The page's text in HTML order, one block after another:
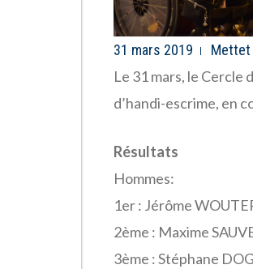
31 mars 2019 Mettet
Le 31 mars, le Cercle
d’handi-escrime, en
Résultats
Hommes:
1er : Jérôme
2ème : Maxime
3ème : Stéphane